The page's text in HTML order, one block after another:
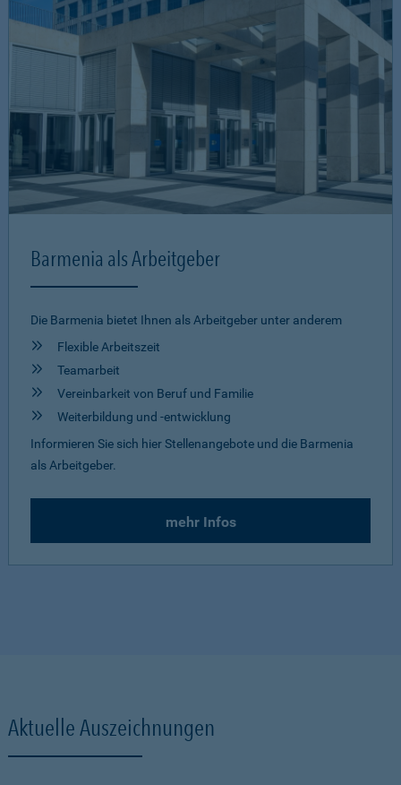
Barmenia als Arbeitgeber
Die Barmenia bietet Ihnen als Arbeitgeber unter anderem
Flexible Arbeitszeit
Teamarbeit
Vereinbarkeit von Beruf und Familie
Weiterbildung und -entwicklung
Informieren Sie sich hier Stellenangebote und die Barmenia
als Arbeitgeber.
mehr Infos
Aktuelle Auszeichnungen